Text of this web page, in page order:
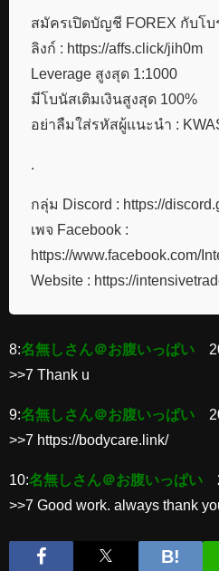
สมัครเปิดบัญชี FOREX กับโบ
ลิงก์ : https://affs.click/jih0m
Leverage สูงสุด 1:1000
มีโบนัสเติมเงินสูงสุด 100%
อย่าลืมใส่รหัสผู้แนะนำ :
กลุ่ม Discord : https://
เพจ Facebook :
https://www.facebook.com/
Website : https://
8:名無しさん＠お腹いっぱい
>>7 Thank u
9:名無しさん＠お腹いっぱい
>>7 https://bodycare.link/
10:名無しさん＠お腹いっぱい
>>7 Good work. always thank